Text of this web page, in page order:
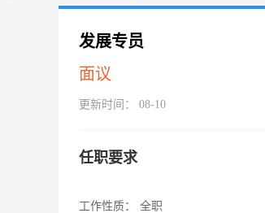
发展专员
面议
更新时间： 08-10
任职要求
工作性质：
全职